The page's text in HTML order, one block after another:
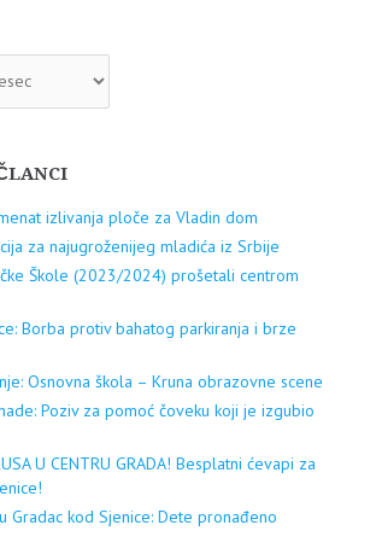
izlivanja ploče za Vladin dom
za najugroženijeg mladića iz Srbije
Škole (2023/2024) prošetali centrom
Borba protiv bahatog parkiranja i brze
Osnovna škola – Kruna obrazovne scene
Poziv za pomoć čoveku koji je izgubio
U CENTRU GRADA! Besplatni ćevapi za
Gradac kod Sjenice: Dete pronađeno